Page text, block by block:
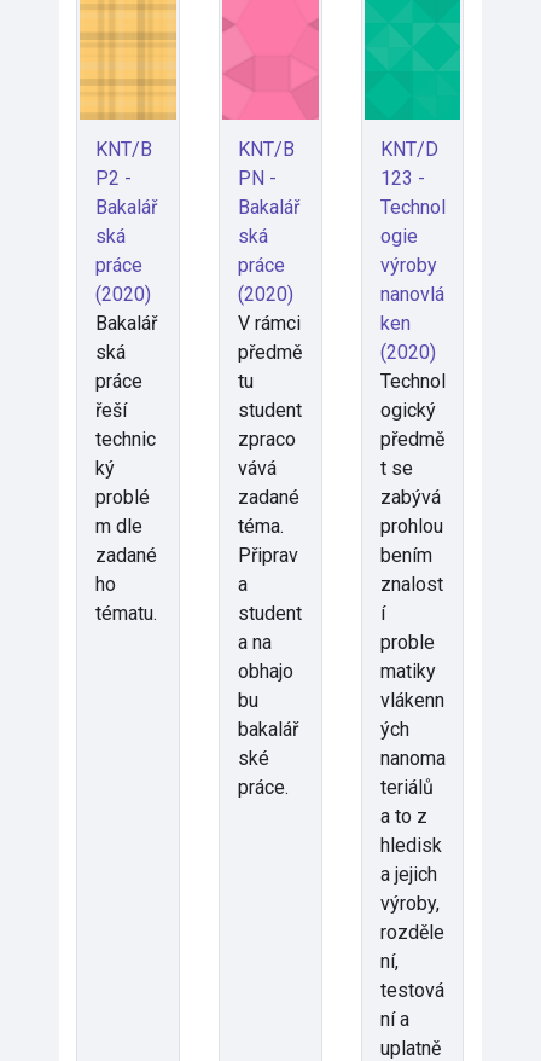
KNT/B
P2 -
Bakalář
ská
práce
(2020)
Bakalář
ská
práce
řeší
technic
ký
problé
m dle
zadané
ho
tématu.
KNT/B
PN -
Bakalář
ská
práce
(2020)
V rámci
předmě
tu
student
zpraco
vává
zadané
téma.
Připrav
a
student
a na
obhajo
bu
bakalář
ské
práce.
KNT/D
123 -
Technol
ogie
výroby
nanovlá
ken
(2020)
Technol
ogický
předmě
t se
zabývá
prohlou
bením
znalost
í
proble
matiky
vlákenn
ých
nanoma
teriálů
a to z
hledisk
a jejich
výroby,
rozděle
ní,
testová
ní a
uplatně